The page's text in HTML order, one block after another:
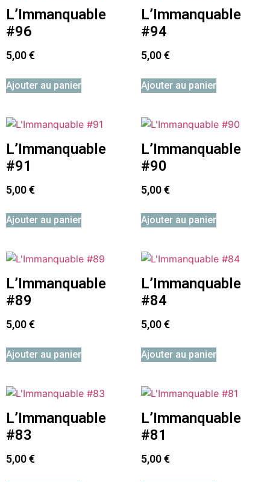
L’Immanquable
#96
5,00€
Ajouter au panier
L’Immanquable
#94
5,00€
Ajouter au panier
L’Immanquable
#91
5,00€
Ajouter au panier
L’Immanquable
#90
5,00€
Ajouter au panier
L’Immanquable
#89
5,00€
Ajouter au panier
L’Immanquable
#84
5,00€
Ajouter au panier
L’Immanquable
#83
5,00€
L’Immanquable
#81
5,00€